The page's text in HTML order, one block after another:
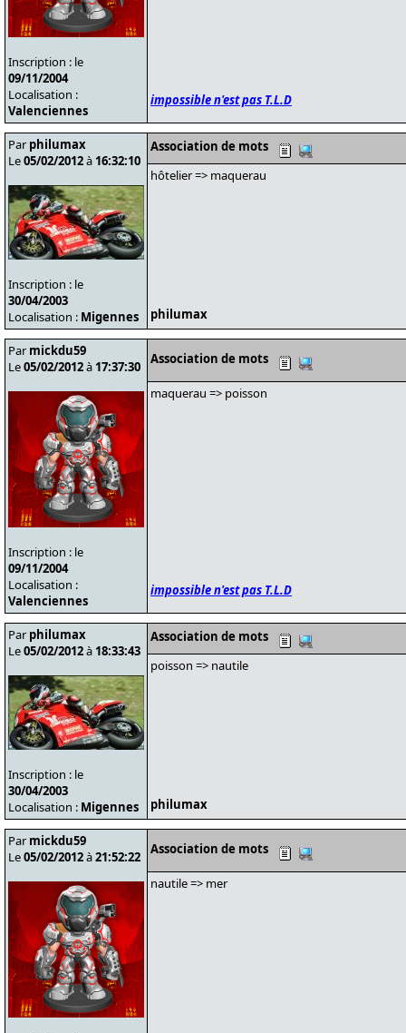
Inscription : le
09/11/2004
Localisation :
Valenciennes
impossible n'est pas T.L.D
Par philumax
Le05/02/2012à 16:32:10
Inscription : le
30/04/2003
Localisation : Migennes
Association de mots
hôtelier => maquerau
philumax
Par mickdu59
Le05/02/2012à 17:37:30
Inscription : le
09/11/2004
Localisation :
Valenciennes
Association de mots
maquerau => poisson
impossible n'est pas T.L.D
Par philumax
Le05/02/2012à 18:33:43
Inscription : le
30/04/2003
Localisation : Migennes
Association de mots
poisson => nautile
philumax
Par mickdu59
Le05/02/2012à21:52:22 Association de mots
nautile => mer